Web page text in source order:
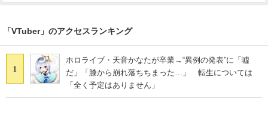
「VTuber」のアクセスランキング
1
ホロライブ・天音かなたが卒業→“異例の発表”に「噓
だ」「膝から崩れ落ちちまった…」 転生については
「全く予定はありません」